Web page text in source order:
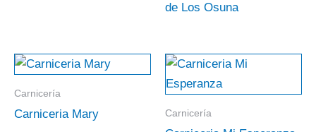
de Los Osuna
Carnicería
Carniceria Mary Carnicería